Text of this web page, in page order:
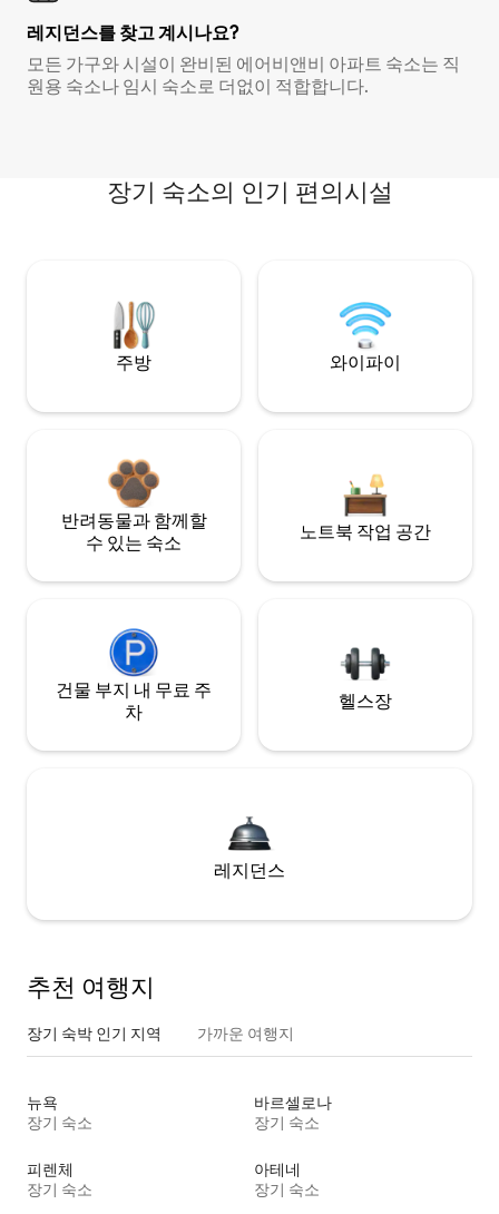
레지던스를 찾고 계시나요?
모든 가구와 시설이 완비된 에어비앤비 아파트 숙소는 직
원용 숙소나 임시 숙소로 더없이 적합합니다.
장기 숙소의 인기 편의시설
주방 와이파이
반려동물과 함께할
수 있는 숙소
노트북 작업 공간
건물 부지 내 무료 주
차
헬스장
레지던스
추천 여행지
장기 숙박 인기 지역 가까운 여행지
뉴욕
장기 숙소
바르셀로나
장기 숙소
피렌체
장기 숙소
아테네
장기 숙소